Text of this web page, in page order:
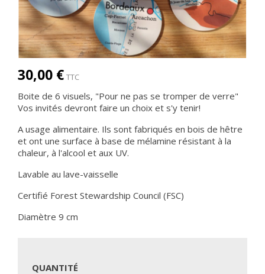
30,00 € TTC
Boite de 6 visuels, "Pour ne pas se tromper de verre"
Vos invités devront faire un choix et s'y tenir!
A usage alimentaire. Ils sont fabriqués en bois de hêtre
et ont une surface à base de mélamine résistant à la
chaleur, à l'alcool et aux UV.
Lavable au lave-vaisselle
Certifié Forest Stewardship Council (FSC)
Diamètre 9 cm
QUANTITÉ